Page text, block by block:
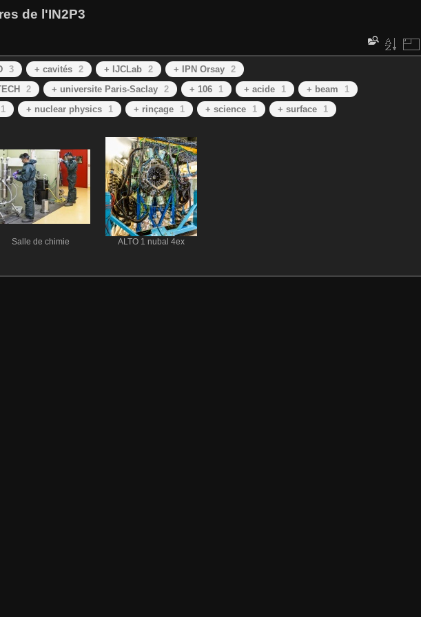
de l'IN2P3
3 + cavités 2 + IJCLab 2 + IPN Orsay 2
2 + universite Paris-Saclay 2 + 106 1 + acide 1 + beam
1
1 + nuclear physics 1 + rinçage 1 + science 1 + surface 1
Salle de chimie ALTO 1 nubal 4ex